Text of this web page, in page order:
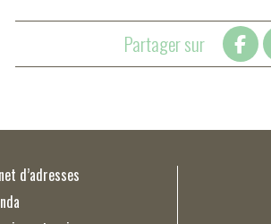
Partager sur
d’adresses